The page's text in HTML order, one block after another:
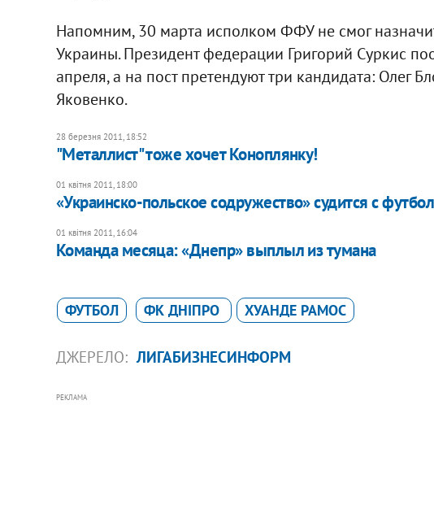
Напомним, 30 марта исполком ФФУ не смог
Украины. Президент федерации Григорий Суркис
апреля, а на пост претендуют три кандидата: Олег
Яковенко.
28 березня 2011, 18:52
"Металлист" тоже хочет Коноплянку!
01 квітня 2011, 18:00
«Украинско-польское содружество» судится с
01 квітня 2011, 16:04
Команда месяца: «Днепр» выплыл из тумана
ФУТБОЛ ФК ДНІПРО ХУАНДЕ РАМОС
ДЖЕРЕЛО: ЛИГАБИЗНЕСИНФОРМ
РЕКЛАМА